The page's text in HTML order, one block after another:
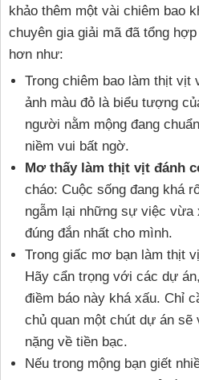
khảo thêm một vài chiêm bao
chuyên gia giải mã đã tổng
hơn như:
Trong chiêm bao làm thịt vịt
ảnh màu đỏ là biểu tượng
người nằm mộng đang
niềm vui bất ngờ.
Mơ thấy làm thịt vịt đánh
cháo: Cuộc sống đang khá
ngẫm lại những sự việc
đúng đắn nhất cho mình.
Trong giấc mơ bạn làm thịt
Hãy cẩn trọng với các dự
điềm báo này khá xấu. Chỉ
chủ quan một chút dự án sẽ
nặng về tiền bạc.
Nếu trong mộng bạn giết